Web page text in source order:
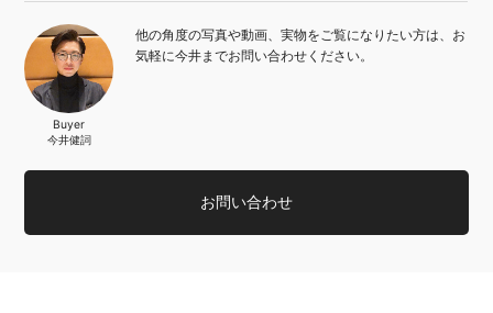
Buyer
今井健詞
他の角度の写真や動画、実物をご覧になりたい方は、お
気軽に今井までお問い合わせください。
お問い合わせ